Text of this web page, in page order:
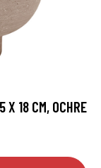
18 CM, OCHRE